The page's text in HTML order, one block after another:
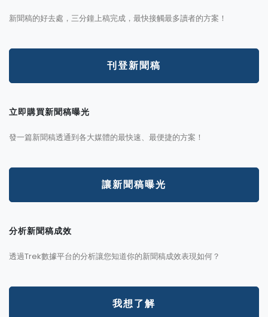
新聞稿的好去處，三分鐘上稿完成，最快接觸最多讀者的方案！
刊登新聞稿
立即購買新聞稿曝光
發一篇新聞稿透通到各大媒體的最快速、最便捷的方案！
讓新聞稿曝光
分析新聞稿成效
透過Trek數據平台的分析讓您知道你的新聞稿成效表現如何？
我想了解